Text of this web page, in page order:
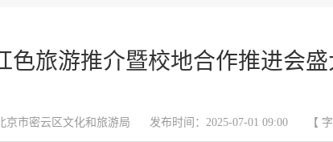
色旅游推介暨校地合作推进会
京市密云区文化和旅游局 发布时间：2025-07-01 09:00 【